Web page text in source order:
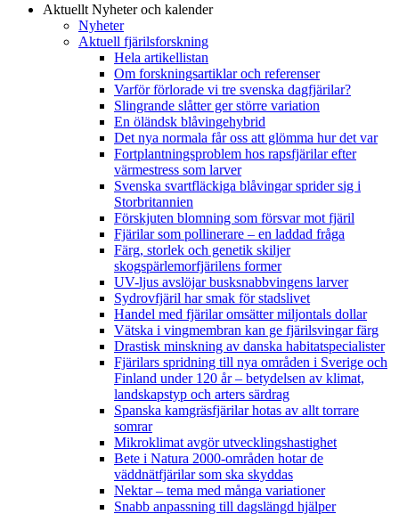
Aktuellt Nyheter och kalender
Nyheter
Aktuell fjärilsforskning
Hela artikellistan
Om forskningsartiklar och referenser
Varför förlorade vi tre svenska dagfjärilar?
Slingrande slåtter ger större variation
En öländsk blåvingehybrid
Det nya normala får oss att glömma hur det var
Fortplantningsproblem hos rapsfjärilar efter
värmestress som larver
Svenska svartfläckiga blåvingar sprider sig i
Storbritannien
Förskjuten blomning som försvar mot fjäril
Fjärilar som pollinerare – en laddad fråga
Färg, storlek och genetik skiljer
skogspärlemorfjärilens former
UV-ljus avslöjar busksnabbvingens larver
Sydrovfjäril har smak för stadslivet
Handel med fjärilar omsätter miljontals dollar
Vätska i vingmembran kan ge fjärilsvingar färg
Drastisk minskning av danska habitatspecialister
Fjärilars spridning till nya områden i Sverige och
Finland under 120 år– betydelsen av klimat,
landskapstyp och arters särdrag
Spanska kamgräsfjärilar hotas av allt torrare
somrar
Mikroklimat avgör utvecklingshastighet
Bete i Natura 2000-områden hotar de
väddnätfjärilar som ska skyddas
Nektar – tema med många variationer
Snabb anpassning till dagslängd hjälper